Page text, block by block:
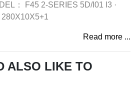
： F45 2-SERIES 5D/I01 I3 ·
280X10X5+1
Read more ...
ALSO LIKE TO